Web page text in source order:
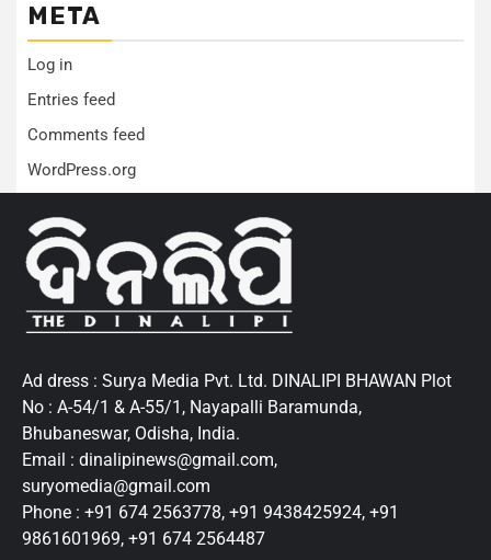
META
Log in
Entries feed
Comments feed
WordPress.org
Ad dress : Surya Media Pvt. Ltd. DINALIPI BHAWAN Plot
No : A-54/1 & A-55/1, Nayapalli Baramunda,
Bhubaneswar, Odisha, India.
Email : dinalipinews@gmail.com,
suryomedia@gmail.com
Phone : +91 674 2563778, +91 9438425924, +91
9861601969, +91 674 2564487